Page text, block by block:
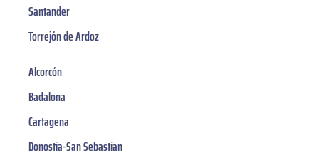
Santander
Torrejón de Ardoz
Alcorcón
Badalona
Cartagena
Donostia-San Sebastian